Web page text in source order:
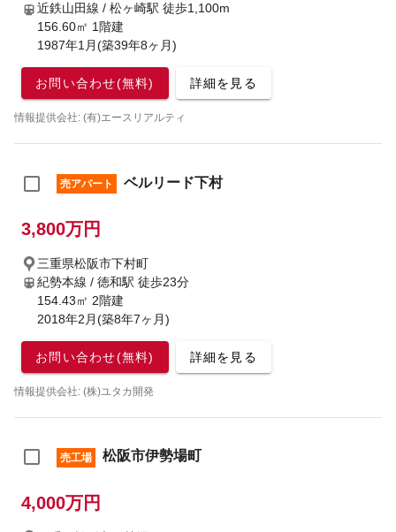
近鉄山田線 / 松ヶ崎駅 徒歩1,100m
156.60㎡ 1階建
1987年1月(築39年8ヶ月)
お問い合わせ(無料) 詳細を見る
情報提供会社: (有)エースリアルティ
売アパート ベルリード下村
3,800万円
三重県松阪市下村町
紀勢本線 / 徳和駅 徒歩23分
154.43㎡ 2階建
2018年2月(築8年7ヶ月)
お問い合わせ(無料) 詳細を見る
情報提供会社: (株)ユタカ開発
売工場 松阪市伊勢場町
4,000万円